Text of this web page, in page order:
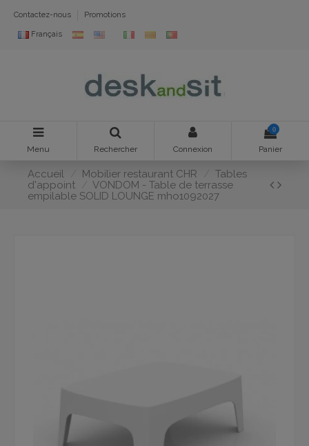
Contactez-nous Promotions
Français
Menu Rechercher Connexion
0
Panier
Accueil Mobilier restaurant CHR
Tables
d'appoint
VONDOM - Table de terrasse
empilable SOLID LOUNGE mho1092027